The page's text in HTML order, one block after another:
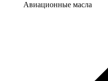
Авиационные масла